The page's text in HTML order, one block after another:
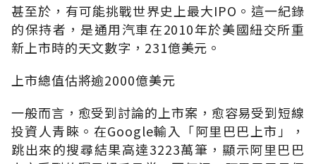
甚至於，有可能挑戰世界史上最大IPO。這一紀錄
的保持者，是通用汽車在2010年於美國紐交所重
新上市時的天文數字，231億美元。
上市總值估將逾2000億美元
一般而言，愈受到討論的上市案，愈容易受到短線
投資人青睞。在Google輸入「阿里巴巴上市」，
跳出來的搜尋結果高達3223萬筆，顯示阿里巴巴